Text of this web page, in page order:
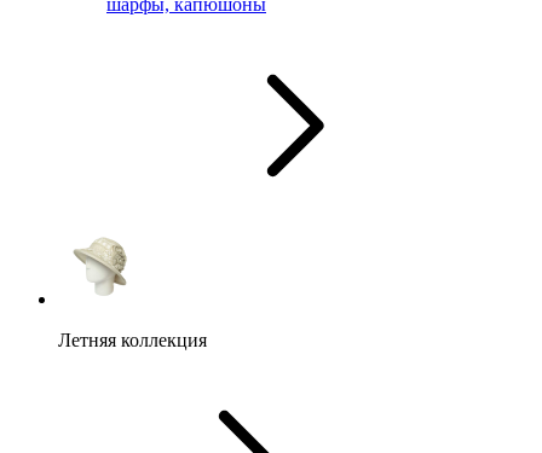
шарфы, капюшоны
Летняя коллекция